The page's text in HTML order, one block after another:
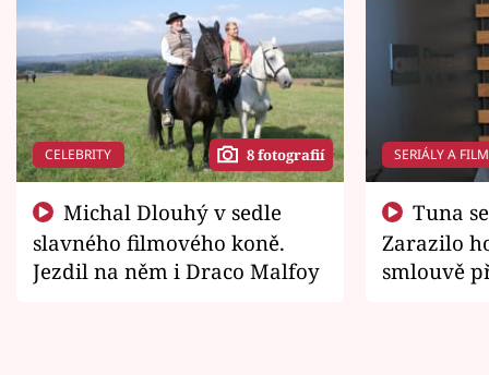
CELEBRITY 8 fotografií
slavného filmového koně.
Jezdil na něm i Draco Malfoy
SERIÁLY A
Zarazilo
smlouvě